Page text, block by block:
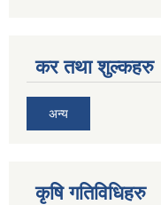
कर तथा शुल्कहरु
अन्य
कृषि गतिविधिहरु